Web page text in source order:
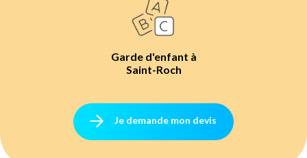
Garde d'enfant à
Saint-Roch
Je demande mon devis